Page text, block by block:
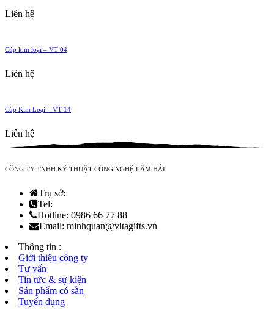
Liên hệ
Cúp kim loại – VT 04
Liên hệ
Cúp Kim Loại – VT 14
Liên hệ
CÔNG TY TNHH KỸ THUẬT CÔNG NGHỆ LÂM HẢI
Trụ sở:
Tel:
Hotline: 0986 66 77 88
Email: minhquan@vitagifts.vn
Thông tin :
Giới thiệu công ty
Tư vấn
Tin tức & sự kiện
Sản phẩm có sẵn
Tuyển dụng